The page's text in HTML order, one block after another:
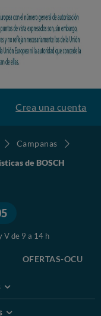
Crea una cuenta
Campanas
de BOSCH
V de 9 a 14 h
OFERTAS-OCU